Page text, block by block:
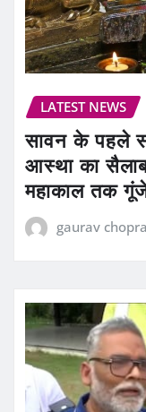
LATEST NEWS
सावन के पहले
आस्था का
महाकाल तक
gaurav chopra